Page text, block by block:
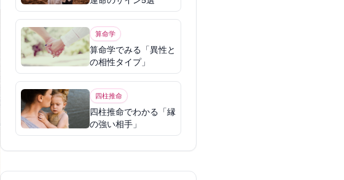
算命学
算命学でみる「異性と
の相性タイプ」
四柱推命
四柱推命でわかる「縁
の強い相手」